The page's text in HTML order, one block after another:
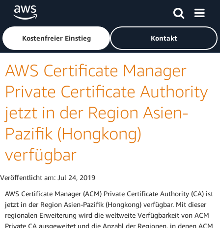
Überspringen zum Hauptinhalt
Klicken Sie hier, um zur Amazon Web Services-Startseite
Kostenfreier Einstieg Kontakt
AWS Certificate Manager
Private Certificate Authority
jetzt in der Region Asien-
Pazifik (Hongkong)
verfügbar
Veröffentlicht am: Jul 24, 2019
AWS Certificate Manager (ACM) Private Certificate Authority (CA) ist
jetzt in der Region Asien-Pazifik (Hongkong) verfügbar. Mit dieser
regionalen Erweiterung wird die weltweite Verfügbarkeit von ACM
Private CA ausgeweitet und die Anzahl der Regionen, in denen ACM